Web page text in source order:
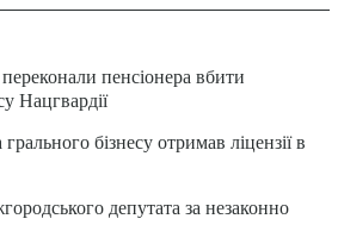
пенсіонера вбити
Нацгвардії
бізнесу отримав ліцензії в
депутата за незаконно